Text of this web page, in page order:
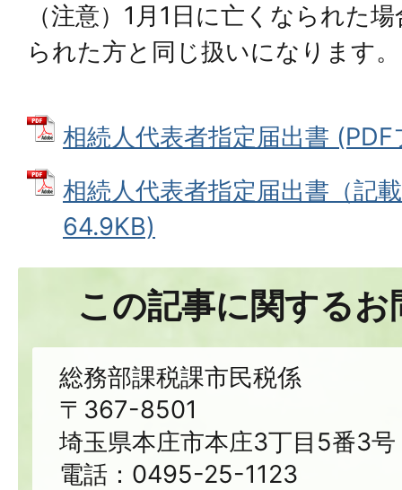
（注意）1月1日に亡くなられた
られた方と同じ扱いになります。
相続人代表者指定届出書
相続人代表者指定届出書（記
64.9KB)
この記事に関する
総務部課税課市民税係
〒367-8501
埼玉県本庄市本庄3丁目5番3号
電話：0495-25-1123